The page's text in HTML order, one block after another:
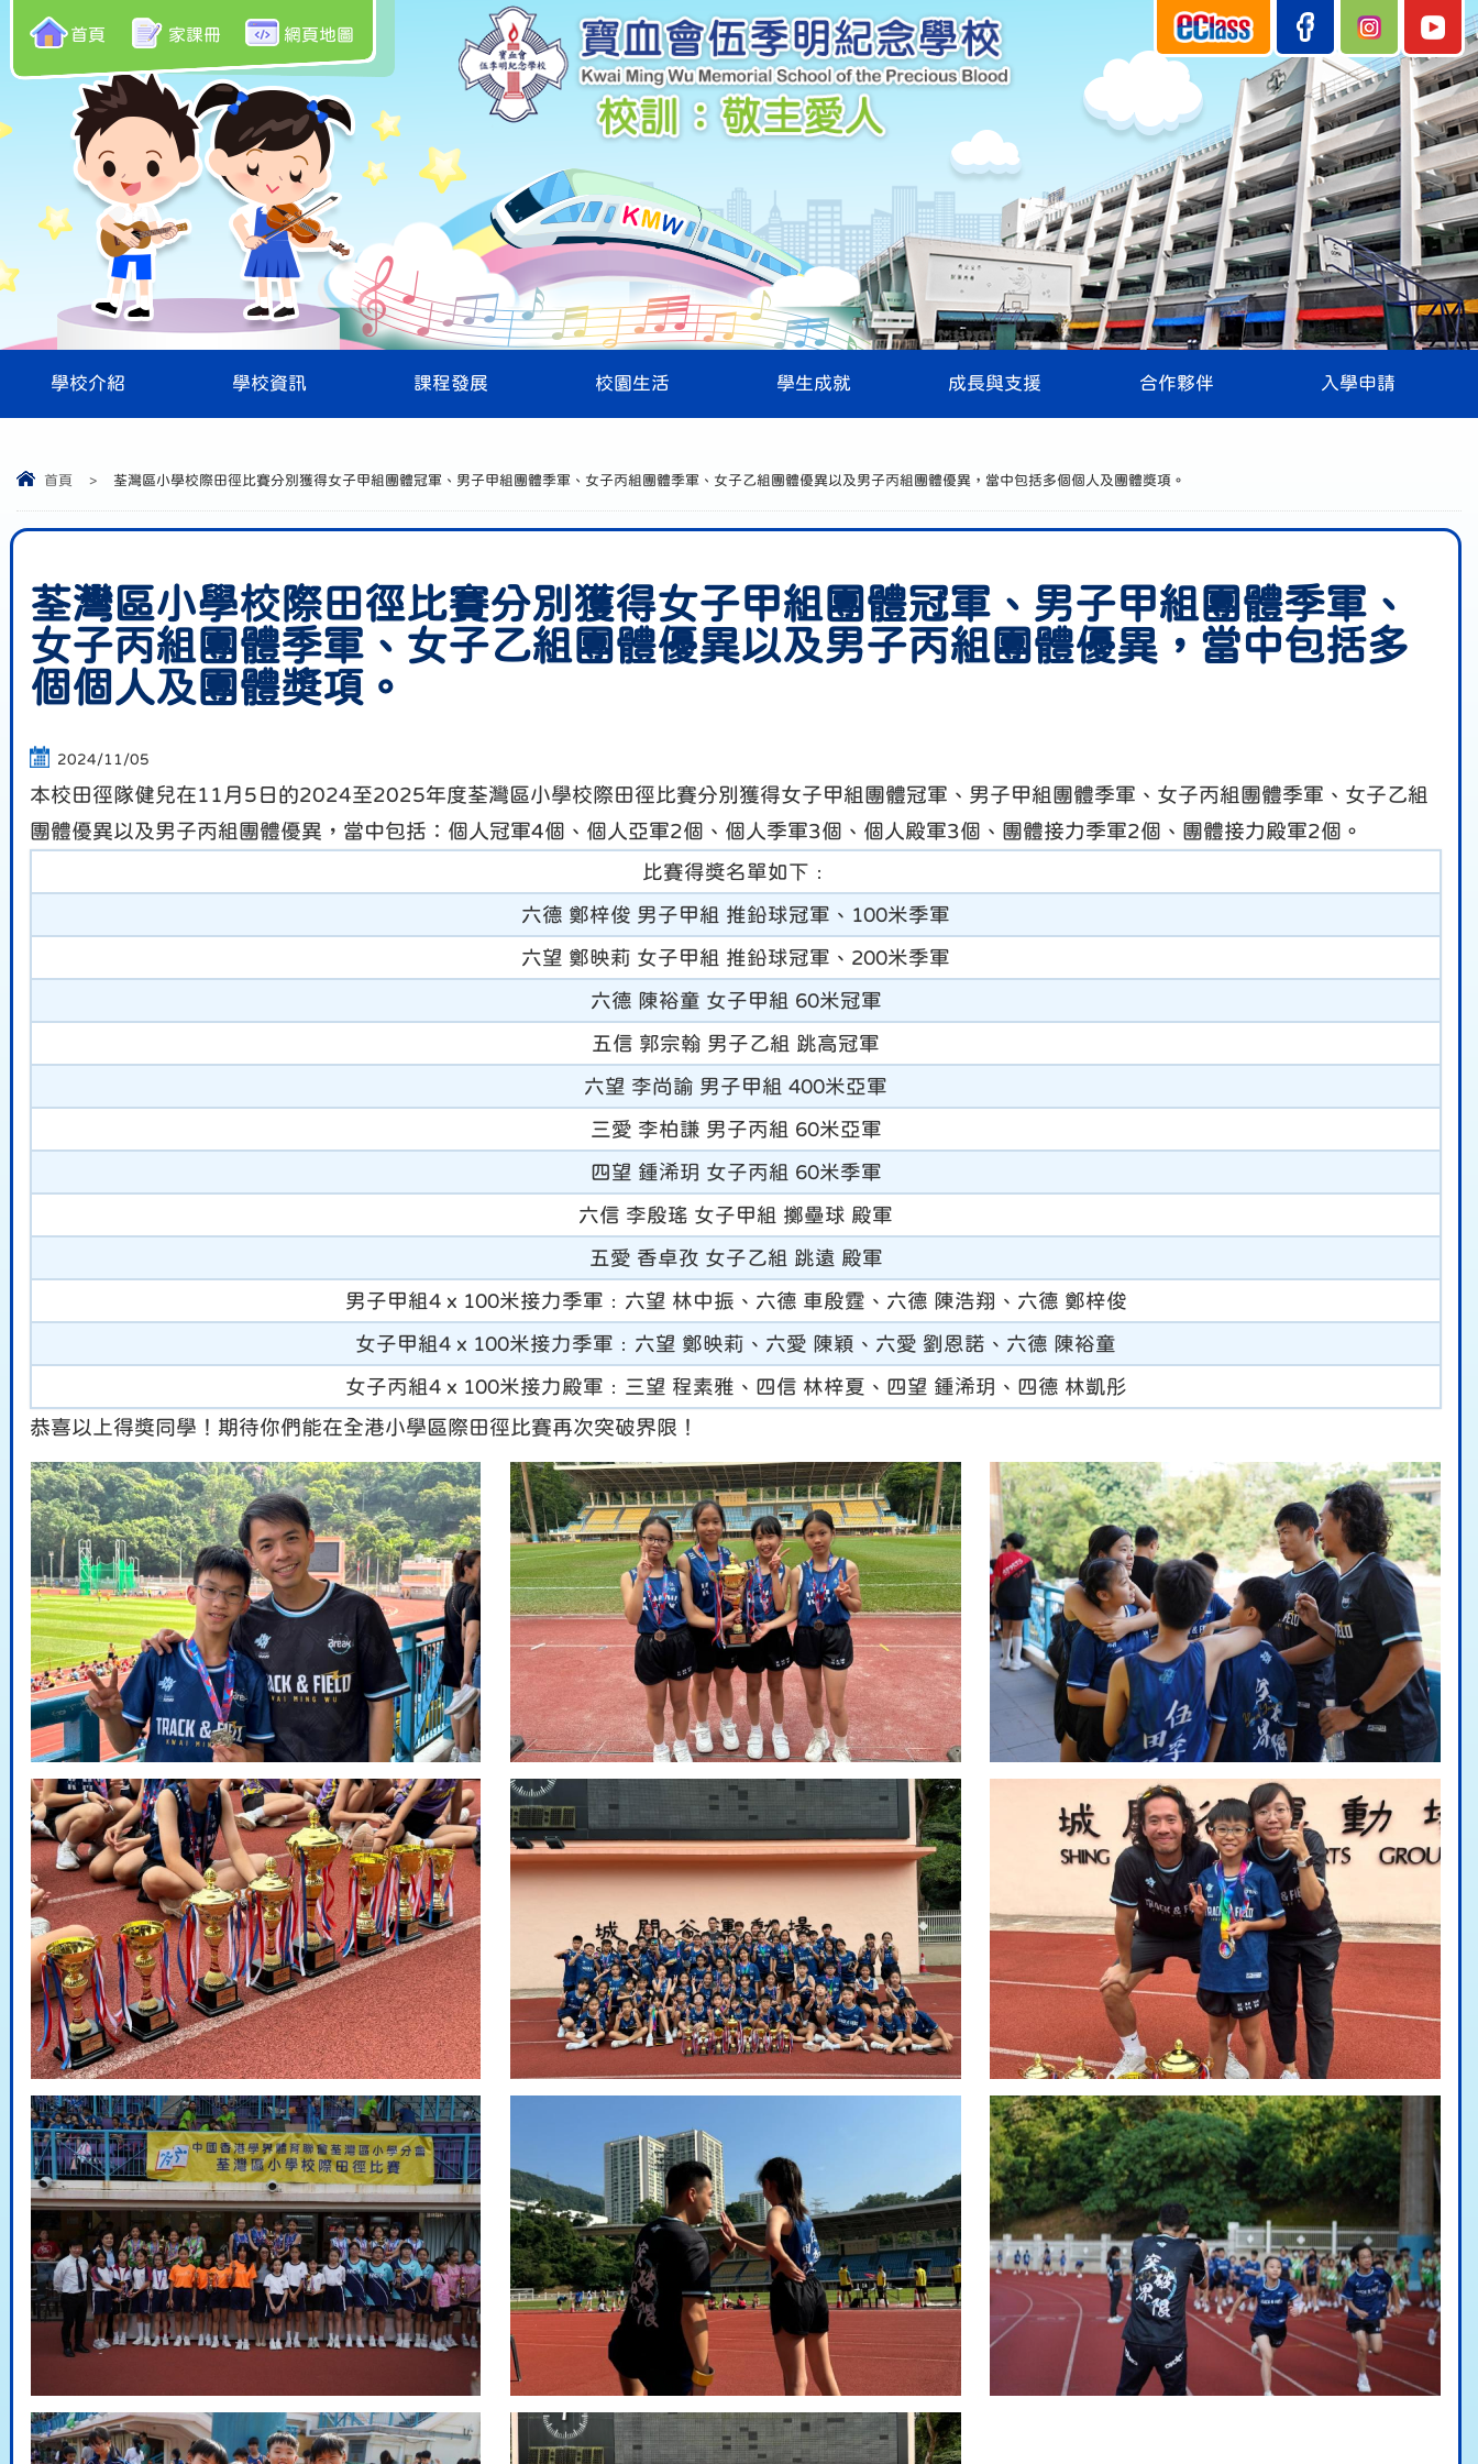
首頁 家課冊 網頁地圖
學校介紹 學校資訊 課程發展 校園生活 學生成就 成長與支援 合作夥伴 入學申請
首頁 > 荃灣區小學校際田徑比賽分別獲得女子甲組團體冠軍、男子甲組團體季軍、女子丙組團體季軍、女子乙組團體優異以及男子丙組團體優異，當中包括多個個人及團體獎項。
荃灣區小學校際田徑比賽分別獲得女子甲組團體冠軍、男子甲組團體季軍、
女子丙組團體季軍、女子乙組團體優異以及男子丙組團體優異，當中包括多
個個人及團體獎項。
2024/11/05
本校田徑隊健兒在11月5日的2024至2025年度荃灣區小學校際田徑比賽分別獲得女子甲組團體冠軍、男子甲組團體季軍、女子丙組團體季軍、女子乙組
團體優異以及男子丙組團體優異，當中包括：個人冠軍4個、個人亞軍2個、個人季軍3個、個人殿軍3個、團體接力季軍2個、團體接力殿軍2個。
比賽得獎名單如下﹕
六德 鄭梓俊 男子甲組 推鉛球冠軍、100米季軍
六望 鄭映莉 女子甲組 推鉛球冠軍、200米季軍
六德 陳裕童 女子甲組 60米冠軍
五信 郭宗翰 男子乙組 跳高冠軍
六望 李尚諭 男子甲組 400米亞軍
三愛 李柏謙 男子丙組 60米亞軍
四望 鍾浠玥 女子丙組 60米季軍
六信 李殷瑤 女子甲組 擲壘球 殿軍
五愛 香卓孜 女子乙組 跳遠 殿軍
男子甲組4 x 100米接力季軍﹕六望 林中振、六德 車殷霆、六德 陳浩翔、六德 鄭梓俊
女子甲組4 x 100米接力季軍﹕六望 鄭映莉、六愛 陳穎、六愛 劉恩諾、六德 陳裕童
女子丙組4 x 100米接力殿軍﹕三望 程素雅、四信 林梓夏、四望 鍾浠玥、四德 林凱彤
恭喜以上得獎同學！期待你們能在全港小學區際田徑比賽再次突破界限！